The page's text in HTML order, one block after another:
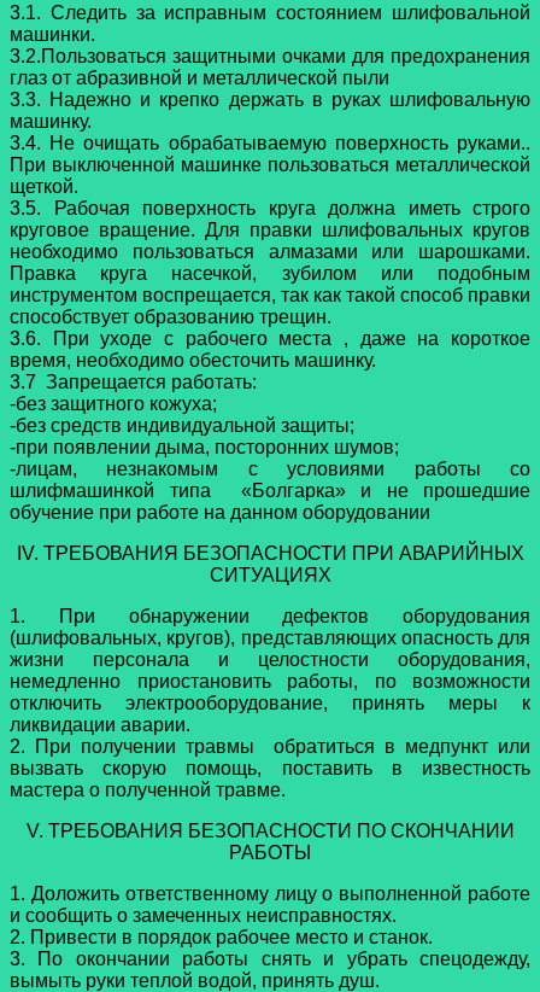
3.1. Следить за исправным состоянием шлифовальной
машинки.
3.2.Пользоваться защитными очками для предохранения
глаз от абразивной и металлической пыли
3.3. Надежно и крепко держать в руках шлифовальную
машинку.
3.4. Не очищать обрабатываемую поверхность руками..
При выключенной машинке пользоваться металлической
щеткой.
3.5. Рабочая поверхность круга должна иметь строго
круговое вращение. Для правки шлифовальных кругов
необходимо пользоваться алмазами или шарошками.
Правка круга насечкой, зубилом или подобным
инструментом воспрещается, так как такой способ правки
способствует образованию трещин.
3.6. При уходе с рабочего места , даже на короткое
время, необходимо обесточить машинку.
3.7 Запрещается работать:
-без защитного кожуха;
-без средств индивидуальной защиты;
-при появлении дыма, посторонних шумов;
-лицам, незнакомым с условиями работы со
шлифмашинкой типа «Болгарка» и не прошедшие
обучение при работе на данном оборудовании
IV. ТРЕБОВАНИЯ БЕЗОПАСНОСТИ ПРИ АВАРИЙНЫХ
СИТУАЦИЯХ
1. При обнаружении дефектов оборудования
(шлифовальных, кругов), представляющих опасность для
жизни персонала и целостности оборудования,
немедленно приостановить работы, по возможности
отключить электрооборудование, принять меры к
ликвидации аварии.
2. При получении травмы обратиться в медпункт или
вызвать скорую помощь, поставить в известность
мастера о полученной травме.
V. ТРЕБОВАНИЯ БЕЗОПАСНОСТИ ПО СКОНЧАНИИ
РАБОТЫ
1. Доложить ответственному лицу о выполненной работе
и сообщить о замеченных неисправностях.
2. Привести в порядок рабочее место и станок.
3. По окончании работы снять и убрать спецодежду,
вымыть руки теплой водой, принять душ.